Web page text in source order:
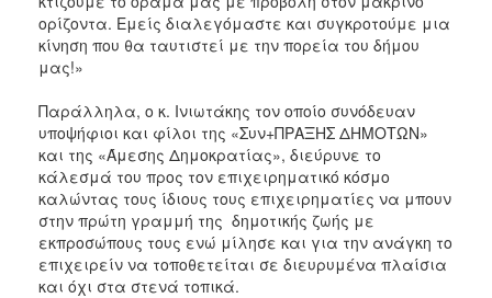
ορίζοντα. Εμείς διαλεγόμαστε και συγκροτούμε μια
κίνηση που θα ταυτιστεί με την πορεία του δήμου
μας!»
Παράλληλα, ο κ. Ινιωτάκης τον οποίο συνόδευαν
υποψήφιοι και φίλοι της «Συν+ΠΡΑΞΗΣ ΔΗΜΟΤΩΝ»
και της «Άμεσης Δημοκρατίας», διεύρυνε το
κάλεσμά του προς τον επιχειρηματικό κόσμο
καλώντας τους ίδιους τους επιχειρηματίες να μπουν
στην πρώτη γραμμή της δημοτικής ζωής με
εκπροσώπους τους ενώ μίλησε και για την ανάγκη το
επιχειρείν να τοποθετείται σε διευρυμένα πλαίσια
και όχι στα στενά τοπικά.